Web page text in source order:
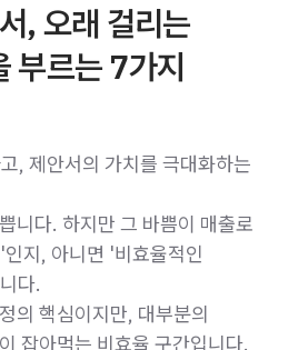
, 오래 걸리는
부르는 7가지
, 제안서의 가치를 극대화하는
니다. 하지만 그 바쁨이 매출로
지, 아니면 '비효율적인
다.
의 핵심이지만, 대부분의
잡아먹는 비효율 구간입니다.